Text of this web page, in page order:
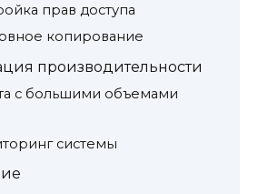
прав доступа
копирование
производительности
с большими объемами
системы